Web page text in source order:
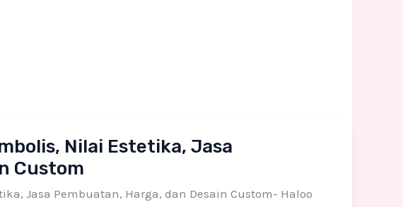
Nilai Estetika, Jasa
Custom
Jasa Pembuatan, Harga, dan Desain Custom- Haloo